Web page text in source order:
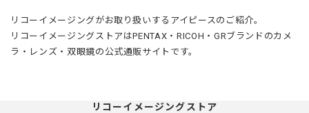
リコーイメージングがお取り扱いするアイピースのご紹介。
リコーイメージングストアはPENTAX・RICOH・GRブランドのカメ
ラ・レンズ・双眼鏡の公式通販サイトです。
リコーイメージングストア